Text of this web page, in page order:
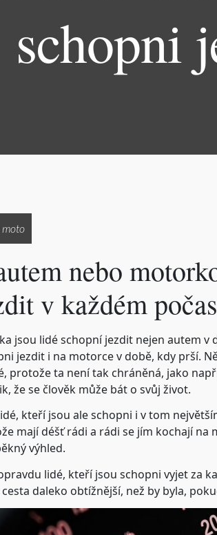
schopni
moto
nebo
v každém
jsou lidé schopní jezdit nejen autem
jezdit i na motorce v době, kdy prší.
protože ta není tak chráněná, jako
že se člověk může bát o svůj život.
kteří jsou ale schopni i v tom
mají déšť rádi a rádi se jím kochají na
výhled.
lidé, kteří jsou schopni vyjet za
daleko obtížnější, než by byla,